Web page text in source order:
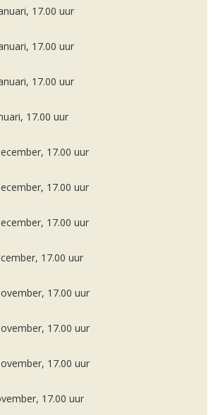
17.00 uur
17.00 uur
17.00 uur
17.00 uur
17.00 uur
17.00 uur
17.00 uur
17.00 uur
17.00 uur
17.00 uur
17.00 uur
17.00 uur